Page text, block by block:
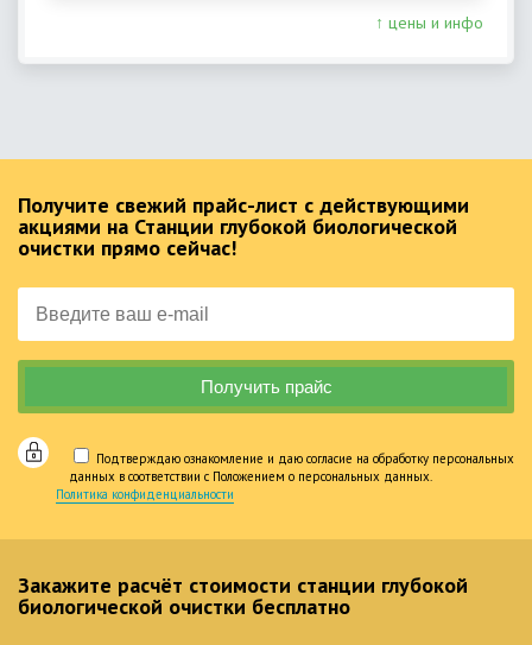
↑ цены и инфо
Получите свежий прайс-лист с действующими
акциями на Станции глубокой биологической
очистки прямо сейчас!
Подтверждаю ознакомление и даю согласие на обработку персональных
данных в соответствии с Положением о персональных данных.
Политика конфиденциальности
Закажите расчёт стоимости станции глубокой
биологической очистки бесплатно